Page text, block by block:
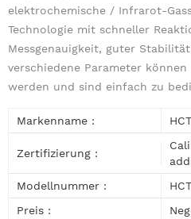
elektrochemische / Infrarot-
Technologie mit schneller
Messgenauigkeit, guter
verschiedene Parameter
werden und sind einfach zu
Markenname :
Zertifizierung :
Modellnummer :
Preis :